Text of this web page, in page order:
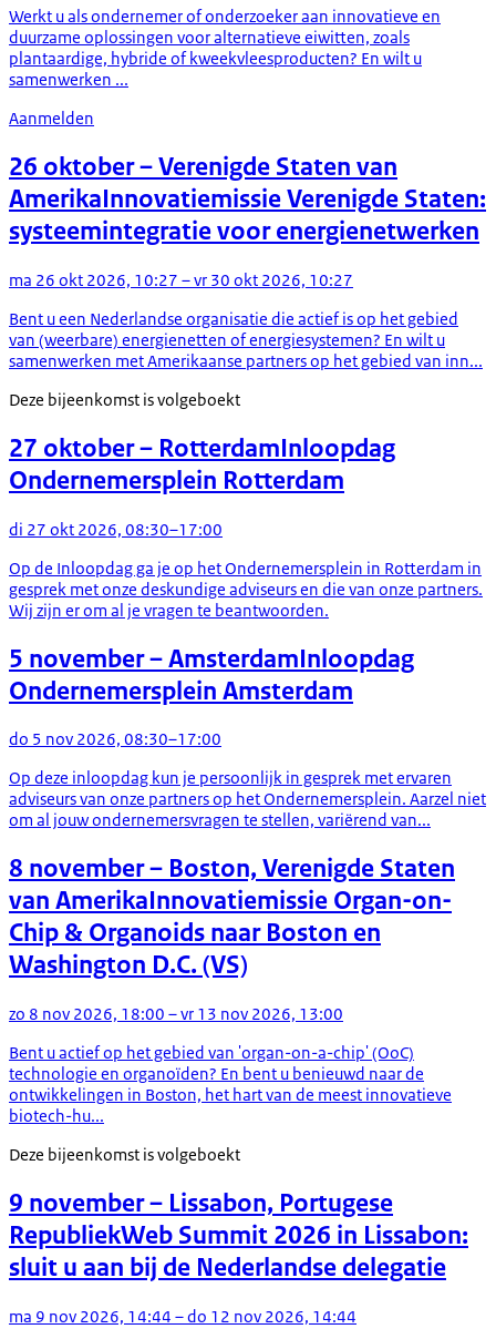
Werkt u als ondernemer of onderzoeker aan innovatieve en
duurzame oplossingen voor alternatieve eiwitten, zoals
plantaardige, hybride of kweekvleesproducten? En wilt u
samenwerken ...
Aanmelden
26 oktober– Verenigde Staten van
AmerikaInnovatiemissie Verenigde Staten:
systeemintegratie voor energienetwerken
ma 26 okt 2026, 10:27 – vr 30 okt 2026, 10:27
Bent u een Nederlandse organisatie die actief is op het gebied
van (weerbare) energienetten of energiesystemen? En wilt u
samenwerken met Amerikaanse partners op het gebied van inn...
Deze bijeenkomst is volgeboekt
27 oktober– RotterdamInloopdag
Ondernemersplein Rotterdam
di 27 okt 2026, 08:30–17:00
Op de Inloopdag ga je op het Ondernemersplein in Rotterdam in
gesprek met onze deskundige adviseurs en die van onze partners.
Wij zijn er om al je vragen te beantwoorden.
5 november– AmsterdamInloopdag
Ondernemersplein Amsterdam
do 5 nov 2026, 08:30–17:00
Op deze inloopdag kun je persoonlijk in gesprek met ervaren
adviseurs van onze partners op het Ondernemersplein. Aarzel niet
om al jouw ondernemersvragen te stellen, variërend van...
8 november– Boston, Verenigde Staten
van AmerikaInnovatiemissie Organ-on-
Chip & Organoids naar Boston en
Washington D.C. (VS)
zo 8 nov 2026, 18:00 – vr 13 nov 2026, 13:00
Bent u actief op het gebied van 'organ-on-a-chip' (OoC)
technologie en organoïden? En bent u benieuwd naar de
ontwikkelingen in Boston, het hart van de meest innovatieve
biotech-hu...
Deze bijeenkomst is volgeboekt
9 november– Lissabon, Portugese
RepubliekWeb Summit 2026 in Lissabon:
sluit u aan bij de Nederlandse delegatie
ma 9 nov 2026, 14:44 – do 12 nov 2026, 14:44